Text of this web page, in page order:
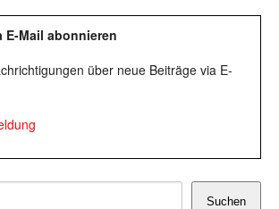
Mail abonnieren
über neue Beiträge via E-
Suchen